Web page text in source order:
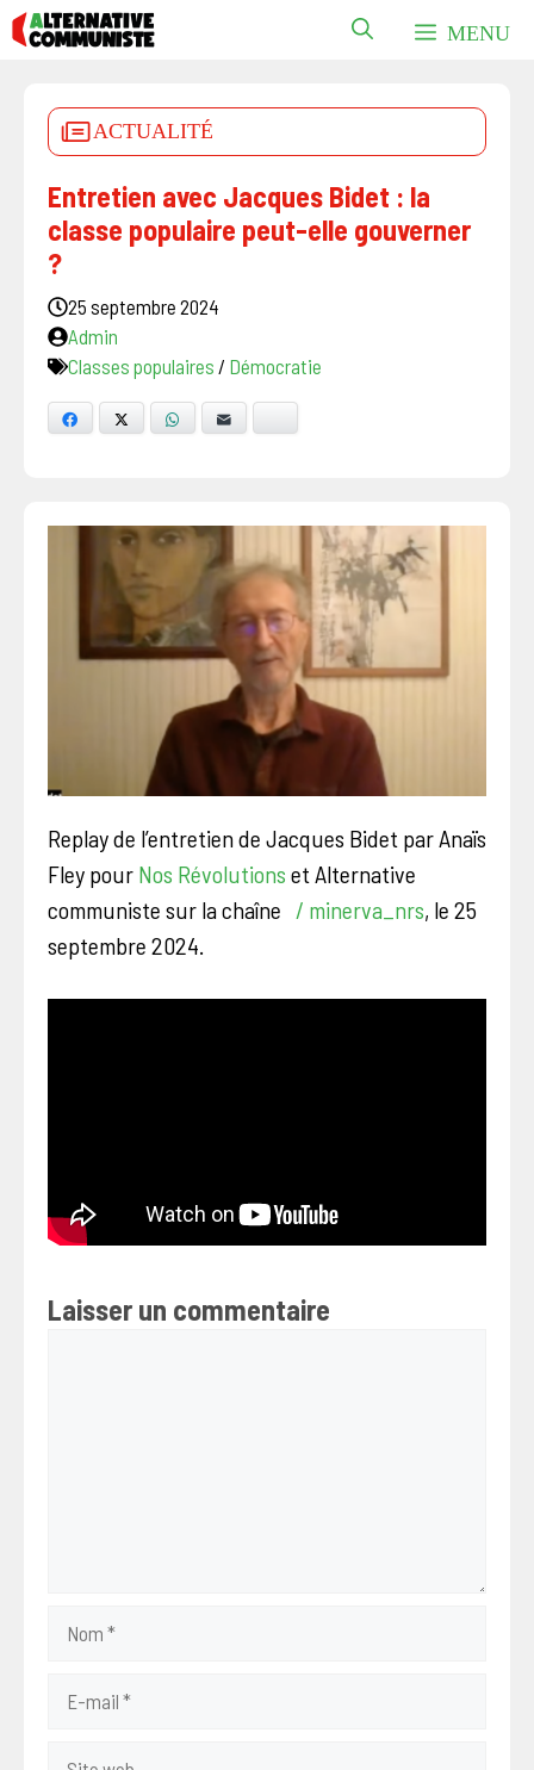
Aller
au
MENU
ACTUALITÉ
Entretien avec Jacques Bidet : la
classe populaire peut-elle gouverner
?
25 septembre 2024
Admin
Classes populaires / Démocratie
Facebook WhatsApp
Replay de l’entretien de Jacques Bidet par Anaïs
Fley pour Nos Révolutions et Alternative
communiste sur la chaîne / minerva_nrs, le 25
septembre 2024.
Laisser un commentaire
mail